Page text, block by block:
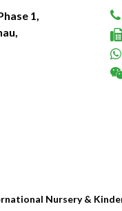
1,
Nursery &